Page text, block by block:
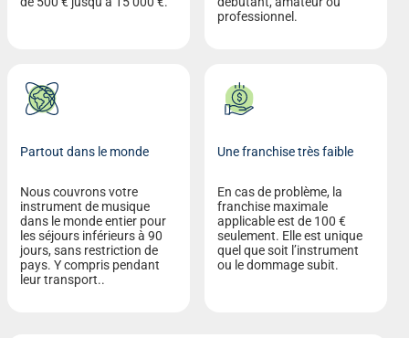
professionnel.
Partout dans le monde
Nous couvrons votre
instrument de musique
dans le monde entier pour
les séjours inférieurs à 90
jours, sans restriction de
pays. Y compris pendant
leur transport..
Une franchise très faible
En cas de problème, la
franchise maximale
applicable est de 100 €
seulement. Elle est unique
quel que soit l’instrument
ou le dommage subit.